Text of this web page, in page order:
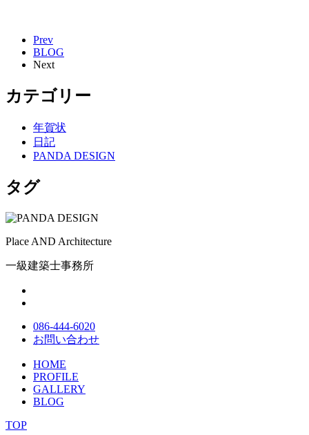
Prev
BLOG
Next
カテゴリー
年賀状
日記
PANDA DESIGN
タグ
Place AND Architecture
一級建築士事務所
086-444-6020
お問い合わせ
HOME
PROFILE
GALLERY
BLOG
TOP